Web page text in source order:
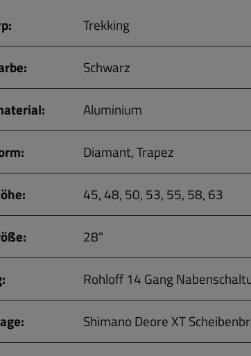
Trekking
Schwarz
Aluminium
Diamant, Trapez
45, 48, 50, 53, 55, 58, 63
28"
Rohloff 14 Gang
Shimano Deore XT